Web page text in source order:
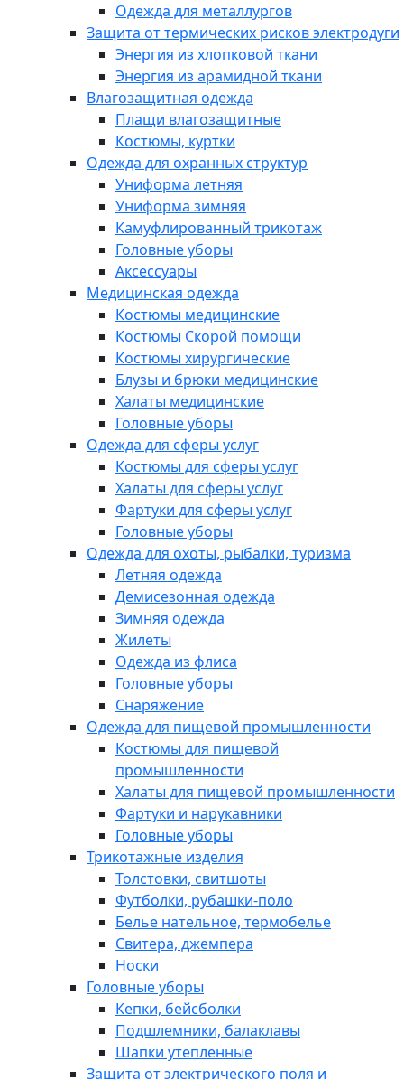
Одежда для металлургов
Защита от термических рисков электродуги
Энергия из хлопковой ткани
Энергия из арамидной ткани
Влагозащитная одежда
Плащи влагозащитные
Костюмы, куртки
Одежда для охранных структур
Униформа летняя
Униформа зимняя
Камуфлированный трикотаж
Головные уборы
Аксессуары
Медицинская одежда
Костюмы медицинские
Костюмы Скорой помощи
Костюмы хирургические
Блузы и брюки медицинские
Халаты медицинские
Головные уборы
Одежда для сферы услуг
Костюмы для сферы услуг
Халаты для сферы услуг
Фартуки для сферы услуг
Головные уборы
Одежда для охоты, рыбалки, туризма
Летняя одежда
Демисезонная одежда
Зимняя одежда
Жилеты
Одежда из флиса
Головные уборы
Снаряжение
Одежда для пищевой промышленности
Костюмы для пищевой
промышленности
Халаты для пищевой промышленности
Фартуки и нарукавники
Головные уборы
Трикотажные изделия
Толстовки, свитшоты
Футболки, рубашки-поло
Белье нательное, термобелье
Свитера, джемпера
Носки
Головные уборы
Кепки, бейсболки
Подшлемники, балаклавы
Шапки утепленные
Защита от электрического поля и